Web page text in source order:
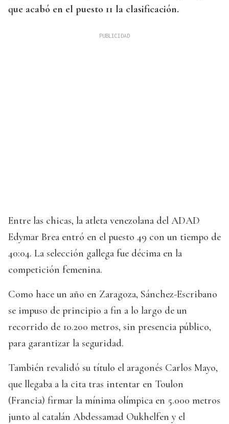
que acabó en el puesto 11 la clasificación.
Entre las chicas, la atleta venezolana del ADAD
Edymar Brea entró en el puesto 49 con un tiempo de
40:04. La selección gallega fue décima en la
competición femenina.
Como hace un año en Zaragoza, Sánchez-Escribano
se impuso de principio a fin a lo largo de un
recorrido de 10.200 metros, sin presencia público,
para garantizar la seguridad.
También revalidó su título el aragonés Carlos Mayo,
que llegaba a la cita tras intentar en Toulon
(Francia) firmar la mínima olímpica en 5.000 metros
junto al catalán Abdessamad Oukhelfen y el